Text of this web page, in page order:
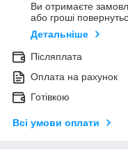
Ви отримаєте
або гроші
Детальніше
Післяплата
Оплата на рахунок
Готівкою
Всі умови оплати